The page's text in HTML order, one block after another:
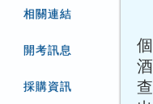
相關連結
開考訊息
採購資訊